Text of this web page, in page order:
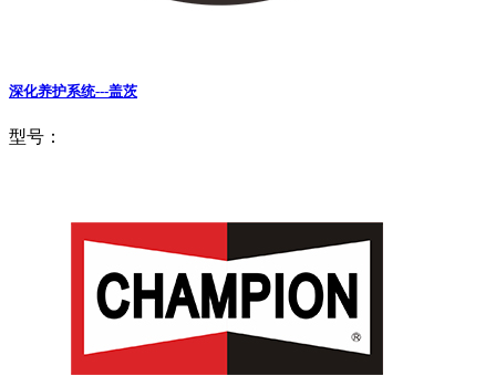
深化养护系统---盖茨
型号：